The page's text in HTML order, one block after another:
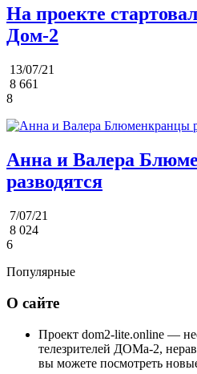
На проекте
Дом-2
13/07/21
8 661
8
Анна и Валера
разводятся
7/07/21
8 024
6
Популярные
О сайте
Проект dom2-lite.online —
телезрителей ДОМа-2,
вы можете посмотреть